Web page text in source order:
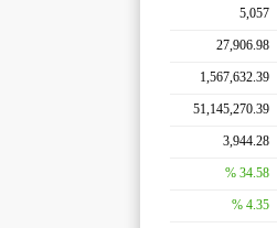
5,057
27,906.98
1,567,632.39
51,145,270.39
3,944.28
34.58 %
4.35 %